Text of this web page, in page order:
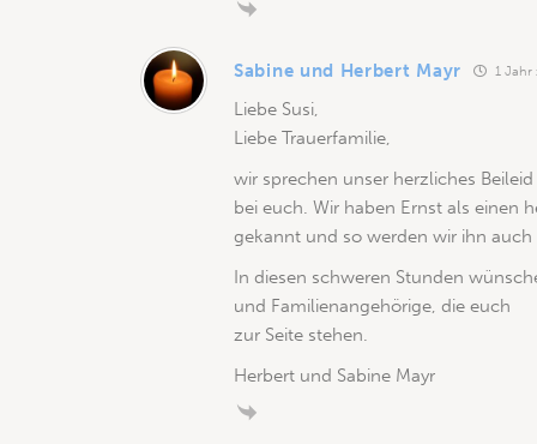
Sabine und Herbert Mayr 1 Jahr
Liebe Susi,
Liebe Trauerfamilie,
wir sprechen unser herzliches
bei euch. Wir haben Ernst als einen
gekannt und so werden wir ihn
In diesen schweren Stunden
und Familienangehörige, die euch
zur Seite stehen.
Herbert und Sabine Mayr